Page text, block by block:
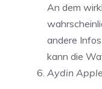
An dem
andere
kann die
Aydin